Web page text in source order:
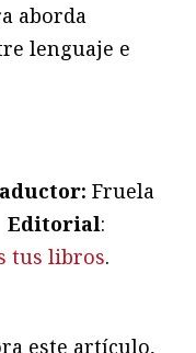
aborda
lenguaje e
Fruela
Editorial:
tus libros.
este artículo,